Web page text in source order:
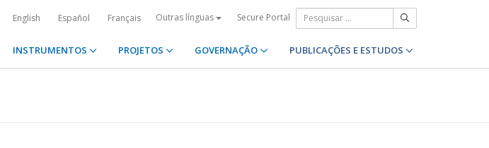
English Español Français Outras línguas Secure Portal
INSTRUMENTOS PROJETOS GOVERNAÇÃO PUBLICAÇÕES E ESTUDOS